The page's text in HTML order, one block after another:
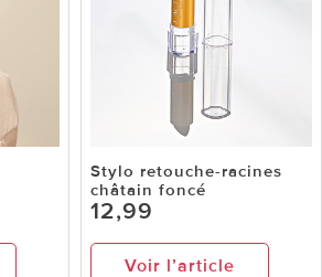
Stylo retouche-racines
châtain foncé
12,99
Voir l’article